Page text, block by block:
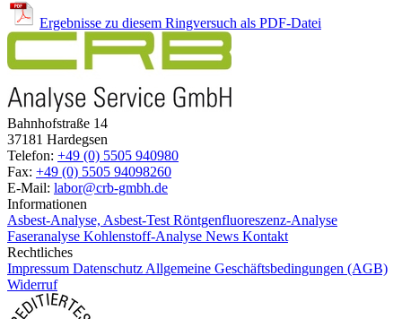
Ergebnisse zu diesem Ringversuch als PDF-Datei
Bahnhofstraße 14
37181 Hardegsen
Telefon: +49 (0) 5505 940980
Fax: +49 (0) 5505 94098260
E-Mail: labor@crb-gmbh.de
Informationen
Asbest-Analyse, Asbest-Test Röntgenfluoreszenz-Analyse
Faseranalyse Kohlenstoff-Analyse News Kontakt
Rechtliches
Impressum Datenschutz Allgemeine Geschäftsbedingungen (AGB)
Widerruf